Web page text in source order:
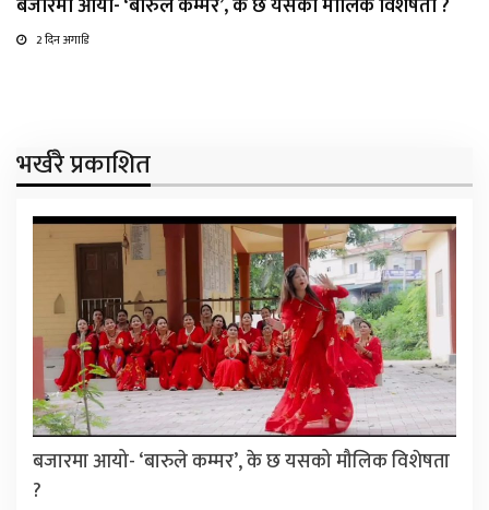
2 दिन अगाडि
भर्खरै प्रकाशित
बजारमा आयो- ‘बारुले कम्मर’, के छ यसको मौलिक विशेषता
?